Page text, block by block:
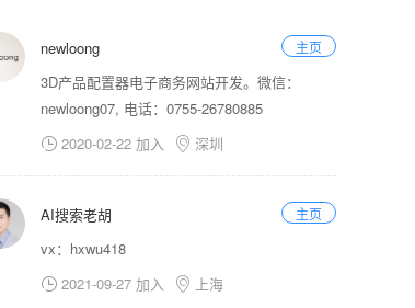
主页
newloong
3D产品配置器电子商务网站开发。微信：
newloong07, 电话：0755-26780885
 2020-02-22 加入  深圳
主页
AI搜索老胡
vx：hxwu418
 2021-09-27 加入  上海